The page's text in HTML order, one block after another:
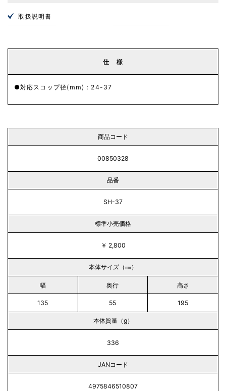
取扱説明書
仕 様
対応スコップ径(mm)：24-37
商品コード
00850328
品番
SH-37
標準小売価格
￥ 2,800
本体サイズ（㎜）
幅 奥行 高さ
135 55 195
本体質量（g）
336
JANコード
4975846510807